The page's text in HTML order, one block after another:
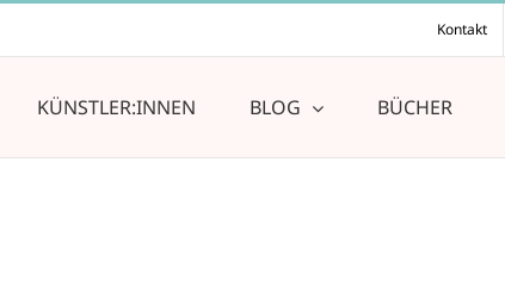
Kontakt
KÜNSTLER:INNEN BLOG BÜCHER